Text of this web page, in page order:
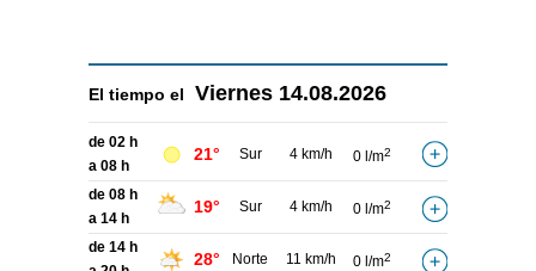
El tiempo el Viernes 14.08.2026
de 02 h
a 08 h
21° Sur 4 km/h 0 l/m2
de 08 h
a 14 h
19° Sur 4 km/h 0 l/m2
de 14 h
28° Norte 11 km/h 0 l/m2